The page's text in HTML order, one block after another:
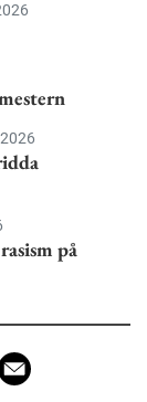
på